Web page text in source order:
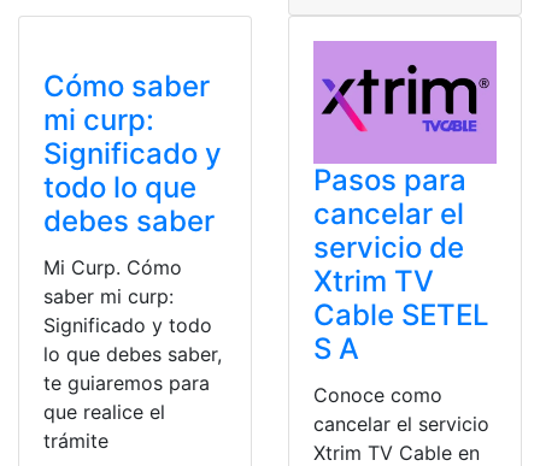
Cómo saber
mi curp:
Significado y
todo lo que
debes saber
Mi Curp. Cómo
saber mi curp:
Significado y todo
lo que debes saber,
te guiaremos para
que realice el
trámite
Pasos para
cancelar el
servicio de
Xtrim TV
Cable SETEL
S A
Conoce como
cancelar el servicio
Xtrim TV Cable en